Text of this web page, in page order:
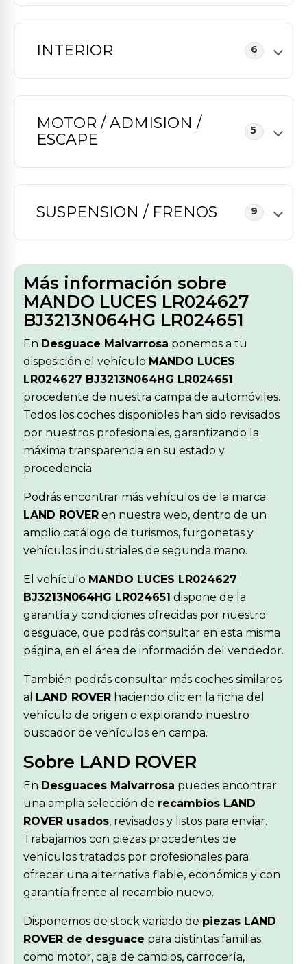
INTERIOR 6
MOTOR / ADMISION /
ESCAPE
5
SUSPENSION / FRENOS 9
Más información sobre
MANDO LUCES LR024627
BJ3213N064HG LR024651
En Desguace Malvarrosa ponemos a tu
disposición el vehículo MANDO LUCES
LR024627 BJ3213N064HG LR024651
procedente de nuestra campa de automóviles.
Todos los coches disponibles han sido revisados
por nuestros profesionales, garantizando la
máxima transparencia en su estado y
procedencia.
Podrás encontrar más vehículos de la marca
LAND ROVER en nuestra web, dentro de un
amplio catálogo de turismos, furgonetas y
vehículos industriales de segunda mano.
El vehículo MANDO LUCES LR024627
BJ3213N064HG LR024651 dispone de la
garantía y condiciones ofrecidas por nuestro
desguace, que podrás consultar en esta misma
página, en el área de información del vendedor.
También podrás consultar más coches similares
al LAND ROVER haciendo clic en la ficha del
vehículo de origen o explorando nuestro
buscador de vehículos en campa.
Sobre LAND ROVER
En Desguaces Malvarrosa puedes encontrar
una amplia selección de recambios LAND
ROVER usados, revisados y listos para enviar.
Trabajamos con piezas procedentes de
vehículos tratados por profesionales para
ofrecer una alternativa fiable, económica y con
garantía frente al recambio nuevo.
Disponemos de stock variado de piezas LAND
ROVER de desguace para distintas familias
como motor, caja de cambios, carrocería,